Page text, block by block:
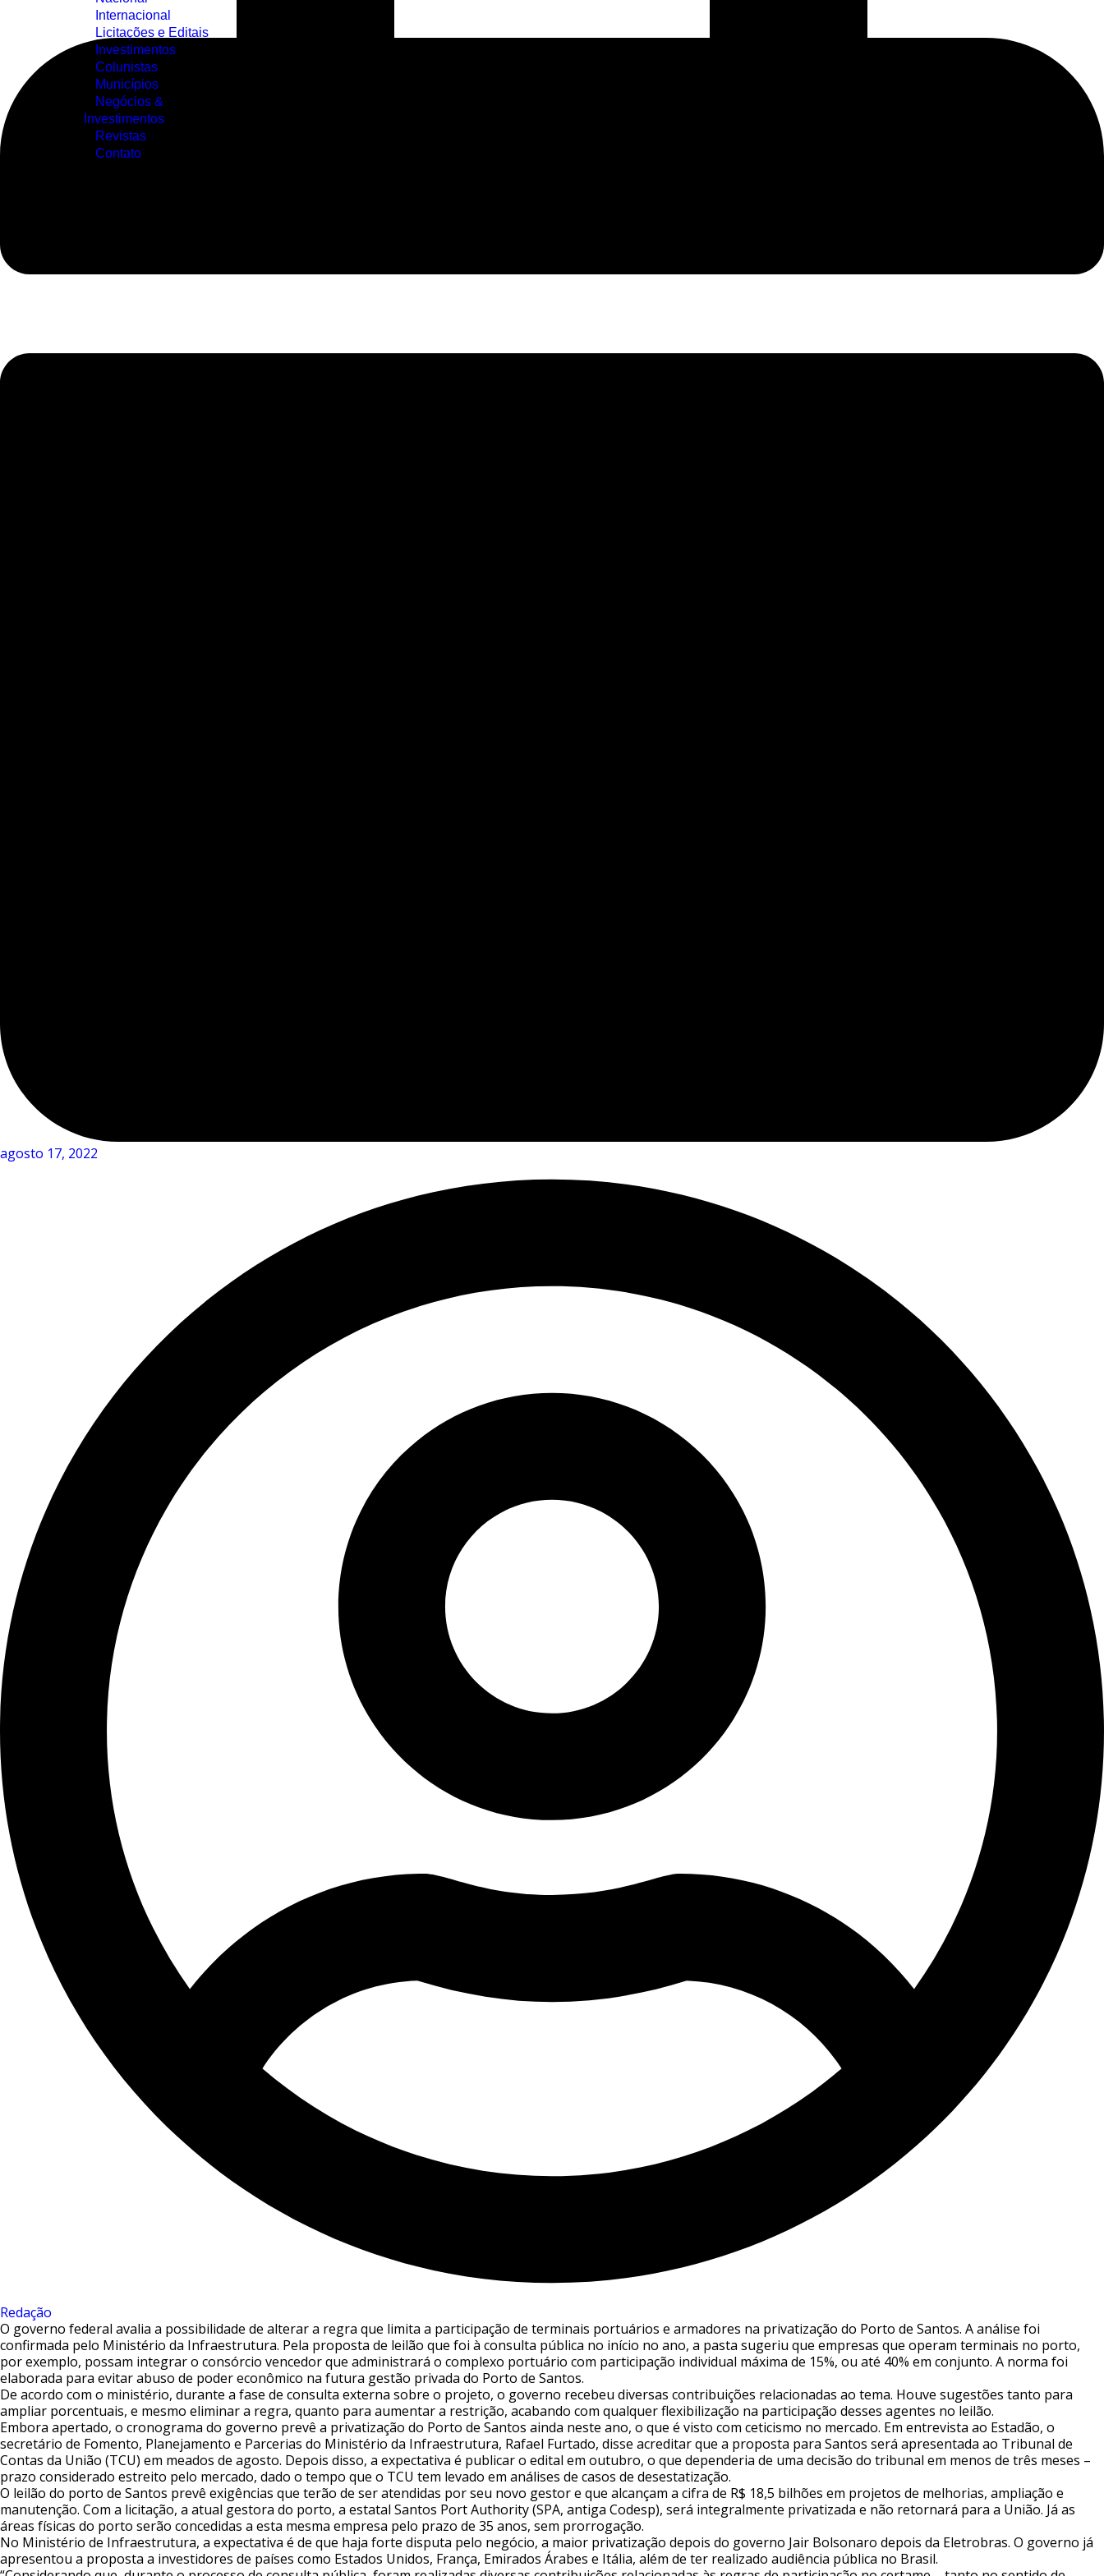
Internacional
Licitações e Editais
Investimentos
Colunistas
Municípios
Negócios &
Investimentos
Revistas
Contato
agosto 17, 2022
Redação
O governo federal avalia a possibilidade de alterar a regra que limita a participação de terminais portuários e armadores na privatização do Porto de Santos. A análise foi
confirmada pelo Ministério da Infraestrutura. Pela proposta de leilão que foi à consulta pública no início no ano, a pasta sugeriu que empresas que operam terminais no porto,
por exemplo, possam integrar o consórcio vencedor que administrará o complexo portuário com participação individual máxima de 15%, ou até 40% em conjunto. A norma foi
elaborada para evitar abuso de poder econômico na futura gestão privada do Porto de Santos.
De acordo com o ministério, durante a fase de consulta externa sobre o projeto, o governo recebeu diversas contribuições relacionadas ao tema. Houve sugestões tanto para
ampliar porcentuais, e mesmo eliminar a regra, quanto para aumentar a restrição, acabando com qualquer flexibilização na participação desses agentes no leilão.
Embora apertado, o cronograma do governo prevê a privatização do Porto de Santos ainda neste ano, o que é visto com ceticismo no mercado. Em entrevista ao Estadão, o
secretário de Fomento, Planejamento e Parcerias do Ministério da Infraestrutura, Rafael Furtado, disse acreditar que a proposta para Santos será apresentada ao Tribunal de
Contas da União (TCU) em meados de agosto. Depois disso, a expectativa é publicar o edital em outubro, o que dependeria de uma decisão do tribunal em menos de três meses –
prazo considerado estreito pelo mercado, dado o tempo que o TCU tem levado em análises de casos de desestatização.
O leilão do porto de Santos prevê exigências que terão de ser atendidas por seu novo gestor e que alcançam a cifra de R$ 18,5 bilhões em projetos de melhorias, ampliação e
manutenção. Com a licitação, a atual gestora do porto, a estatal Santos Port Authority (SPA, antiga Codesp), será integralmente privatizada e não retornará para a União. Já as
áreas físicas do porto serão concedidas a esta mesma empresa pelo prazo de 35 anos, sem prorrogação.
No Ministério de Infraestrutura, a expectativa é de que haja forte disputa pelo negócio, a maior privatização depois do governo Jair Bolsonaro depois da Eletrobras. O governo já
apresentou a proposta a investidores de países como Estados Unidos, França, Emirados Árabes e Itália, além de ter realizado audiência pública no Brasil.